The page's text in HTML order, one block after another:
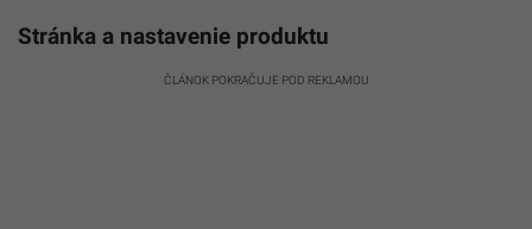
Stránka a nastavenie produktu
ČLÁNOK POKRAČUJE POD REKLAMOU